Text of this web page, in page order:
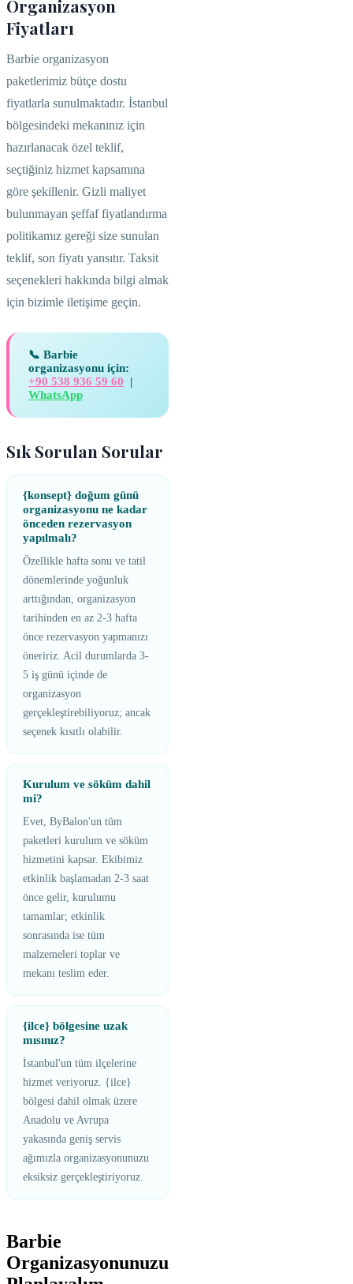
Organizasyon
Fiyatları
Barbie organizasyon
paketlerimiz bütçe dostu
fiyatlarla sunulmaktadır. İstanbul
bölgesindeki mekanınız için
hazırlanacak özel teklif,
seçtiğiniz hizmet kapsamına
göre şekillenir. Gizli maliyet
bulunmayan şeffaf fiyatlandırma
politikamız gereği size sunulan
teklif, son fiyatı yansıtır. Taksit
seçenekleri hakkında bilgi almak
için bizimle iletişime geçin.
📞 Barbie
organizasyonu için:
+90 538 936 59 60 |
WhatsApp
Sık Sorulan Sorular
{konsept} doğum günü
organizasyonu ne kadar
önceden rezervasyon
yapılmalı?
Özellikle hafta sonu ve tatil
dönemlerinde yoğunluk
arttığından, organizasyon
tarihinden en az 2-3 hafta
önce rezervasyon yapmanızı
öneririz. Acil durumlarda 3-
5 iş günü içinde de
organizasyon
gerçekleştirebiliyoruz; ancak
seçenek kısıtlı olabilir.
Kurulum ve söküm dahil
mi?
Evet, ByBalon'un tüm
paketleri kurulum ve söküm
hizmetini kapsar. Ekibimiz
etkinlik başlamadan 2-3 saat
önce gelir, kurulumu
tamamlar; etkinlik
sonrasında ise tüm
malzemeleri toplar ve
mekanı teslim eder.
{ilce} bölgesine uzak
mısınız?
İstanbul'un tüm ilçelerine
hizmet veriyoruz. {ilce}
bölgesi dahil olmak üzere
Anadolu ve Avrupa
yakasında geniş servis
ağımızla organizasyonunuzu
eksiksiz gerçekleştiriyoruz.
Barbie
Organizasyonunuzu